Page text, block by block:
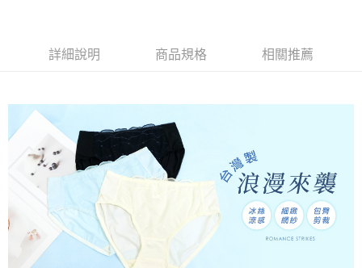
法說明評估內容。
醒簡訊。
2.透過簡訊連結打開帳單後，可選擇「超商條碼／台灣大直營門市／銀行轉
帳／街口支付／iPASS MONEY」等通路繳費。
【注意事項】
1.本服務係由「台灣大哥大股份有限公司」（以下簡稱本公司）所提供，讓
用戶於交易時，得透過本服務購買商品或服務，並由商店將買賣／分期付款
買賣價金債權讓與本公司後，依約使用本公司帳單繳交帳款。
2.基於同意付款使用「大哥付你分期」之契約關係目的，商店將以您的個人
資料（包含姓名、電話或地址）提供予台灣大哥大進項蒐集、處理及利用，
由本公司與您本人進行分期帳單所需資料之確認、核對及更正。
3.完整用戶服務條款，請詳閱以下連結：https://oppay.tw/userRule
２．便利：只要手機號碼，簡訊認證，即可結帳。
１．於結帳方式選擇「AFTEE先享後付」後，將跳轉至「AFTEE先享後付」
結帳頁面，進行簡訊認證並確認金額後，即可完成結帳。
２．訂單成立數日內，您將收到繳費通知簡訊。
３．收到繳費通知簡訊後14天內，點擊此簡訊中的連結，可透過四大超商／
ATM／網路銀行／等多元方式進行付款，方視為交易完成。
※ 請注意：結帳手續完成當下不需立刻繳費，但若您需要取消訂單，請聯絡
購買商品的店家。未經商家同意取消之訂單仍視為有效，需透過AFTEE先享
後付繳納相關費用。
※ 交易是否成功請以「AFTEE先享後付 」之結帳頁面顯示為準，若有關於
是否繳費成功／繳費後需取消欲退款等相關疑問，請聯繫「AFTEE先享後付
客戶支援中心」
https://netprotections.freshdesk.com/support/home
會員帳號後，即可在購物車使用 Hami Point 折抵消費金額 (1點等於1元)。
ATM付款
運送方式
全家取貨付款
每筆NT$80，滿NT$499(含以上)免運費
每筆NT$80，滿NT$499(含以上)免運費
萊爾富取貨付款
詳細說明 商品規格 相關推薦